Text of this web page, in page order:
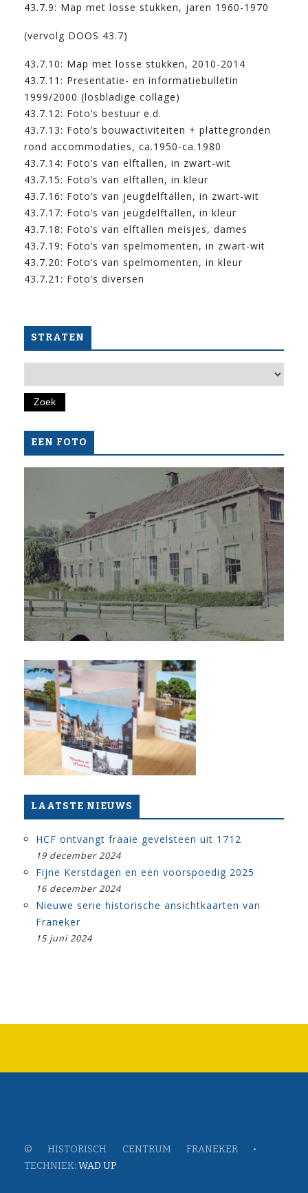
43.7.9: Map met losse stukken, jaren 1960-1970
(vervolg DOOS 43.7)
43.7.10: Map met losse stukken, 2010-2014
43.7.11: Presentatie- en informatiebulletin
1999/2000 (losbladige collage)
43.7.12: Foto’s bestuur e.d.
43.7.13: Foto’s bouwactiviteiten + plattegronden
rond accommodaties, ca.1950-ca.1980
43.7.14: Foto’s van elftallen, in zwart-wit
43.7.15: Foto’s van elftallen, in kleur
43.7.16: Foto’s van jeugdelftallen, in zwart-wit
43.7.17: Foto’s van jeugdelftallen, in kleur
43.7.18: Foto’s van elftallen meisjes, dames
43.7.19: Foto’s van spelmomenten, in zwart-wit
43.7.20: Foto’s van spelmomenten, in kleur
43.7.21: Foto’s diversen
STRATEN
EEN FOTO
LAATSTE NIEUWS
HCF ontvangt fraaie gevelsteen uit 1712
19 december 2024
Fijne Kerstdagen en een voorspoedig 2025
16 december 2024
Nieuwe serie historische ansichtkaarten van
Franeker
15 juni 2024
© HISTORISCH CENTRUM FRANEKER •
TECHNIEK: WAD UP